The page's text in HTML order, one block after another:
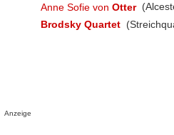
Anne Sofie von Otter
Brodsky Quartet
Anzeige